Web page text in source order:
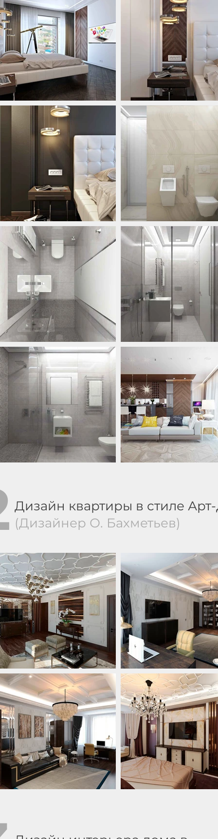
Дизайн квартиры в стиле
(Дизайнер О. Бахметьев)